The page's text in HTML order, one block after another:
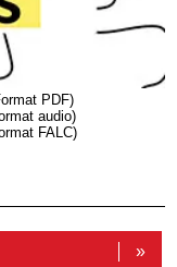
PDF)
audio)
FALC)
»